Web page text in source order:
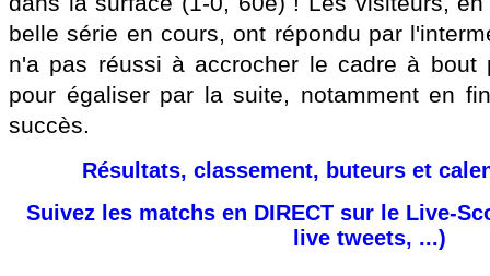
belle série en cours, ont répondu par
n'a pas réussi à accrocher le cadre à bout
pour égaliser par la suite, notamment en
succès.
Résultats, classement, buteurs et
Suivez les matchs en DIRECT sur le Live-
live tweets, ...)